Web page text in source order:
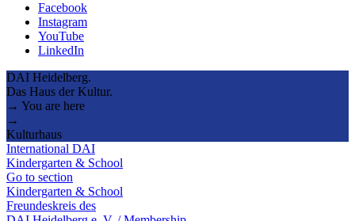
Facebook
Instagram
YouTube
LinkedIn
DAI Heidelberg.
Das Haus der Kultur.
→ You are here
→
Kulturhaus
International DAI
Kindergarten & School
Go to section
Kindergarten & School
Freundeskreis des